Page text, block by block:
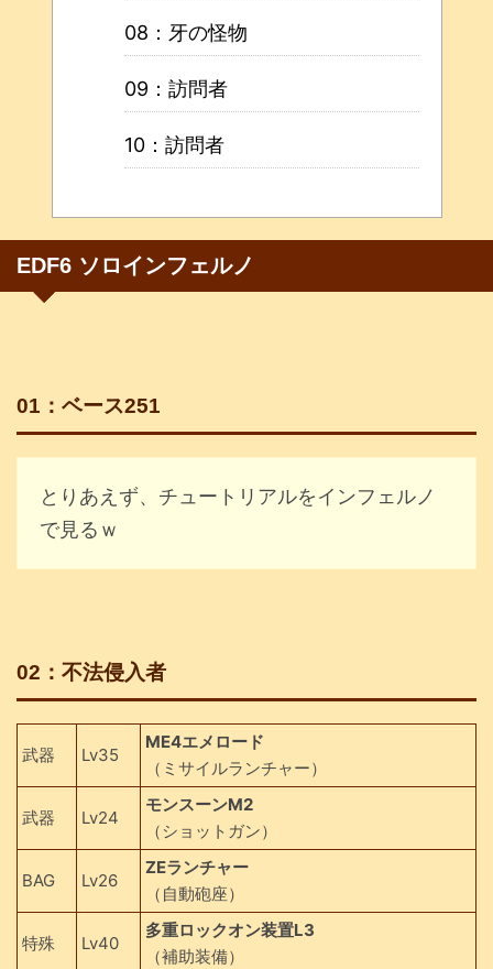
08：牙の怪物
09：訪問者
10：訪問者
EDF6 ソロインフェルノ
01：ベース251
とりあえず、チュートリアルをインフェルノ
で見るｗ
02：不法侵入者
武器 Lv35
ME4エメロード
（ミサイルランチャー）
武器 Lv24
モンスーンM2
（ショットガン）
BAG Lv26
ZEランチャー
（自動砲座）
特殊 Lv40
多重ロックオン装置L3
（補助装備）